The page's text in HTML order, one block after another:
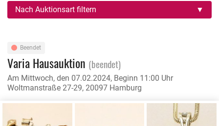
Nach Auktionsart filtern
Varia Hausauktion (beendet)
Am Mittwoch, den 07.02.2024, Beginn 11:00 Uhr
Woltmanstraße 27-29, 20097 Hamburg
Beendet